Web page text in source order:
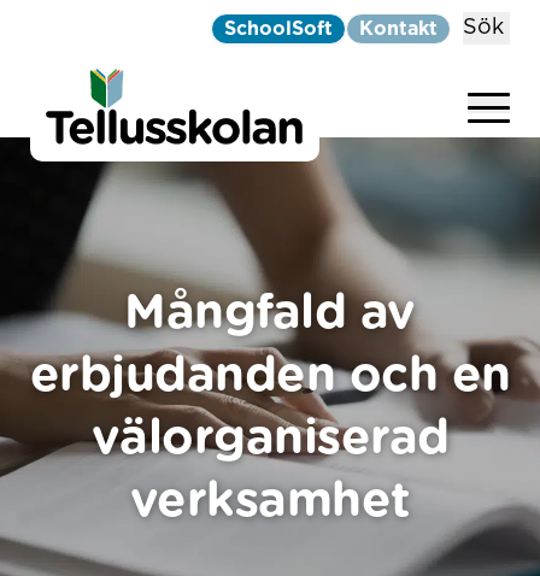
SchoolSoft Kontakt Sök
Hoppa till innehåll
Telluskolan
Mångfald av
erbjudanden och en
välorganiserad
verksamhet